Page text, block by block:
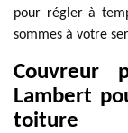
pour régler à
sommes à votre
Couvreur
Lambert
toiture